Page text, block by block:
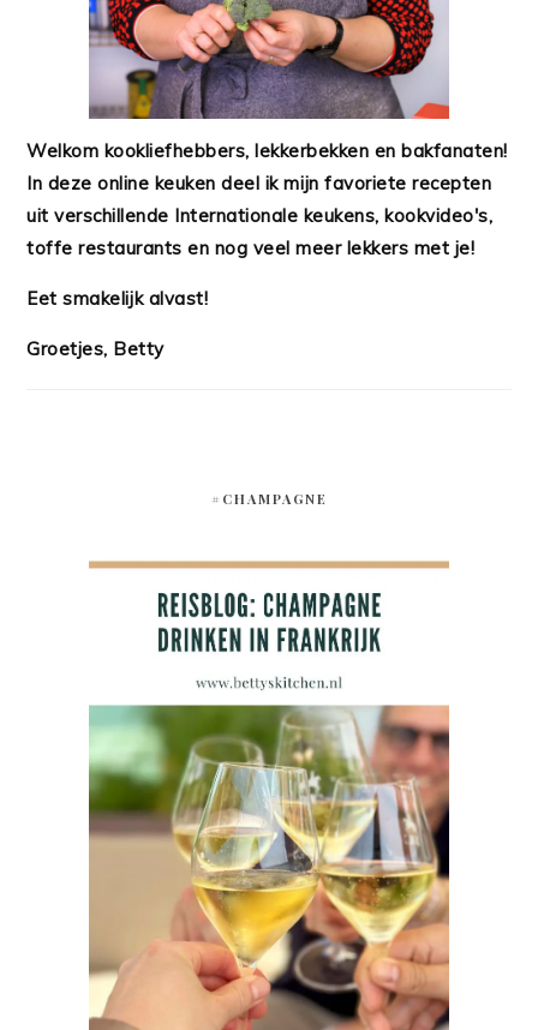
Welkom kookliefhebbers, lekkerbekken en bakfanaten!
In deze online keuken deel ik mijn favoriete recepten
uit verschillende Internationale keukens, kookvideo's,
toffe restaurants en nog veel meer lekkers met je!
Eet smakelijk alvast!
Groetjes, Betty
#CHAMPAGNE